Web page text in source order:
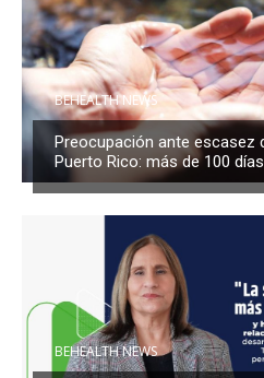
BEHEALTH NEWS
Preocupación ante escasez
Puerto Rico: más de 100
BEHEALTH NEWS